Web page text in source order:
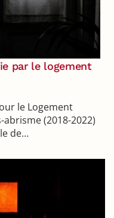
par le logement
le Logement
(2018-2022)
de…